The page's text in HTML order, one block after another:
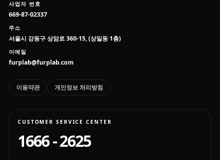
사업자 번호
669-87-02337
주소
서울시 강동구 상암로 360-15, (상일동 1층)
이메일
furplab@furplab.com
이용약관 개인정보 처리방침
CUSTOMER SERVICE CENTER
1666 - 2625